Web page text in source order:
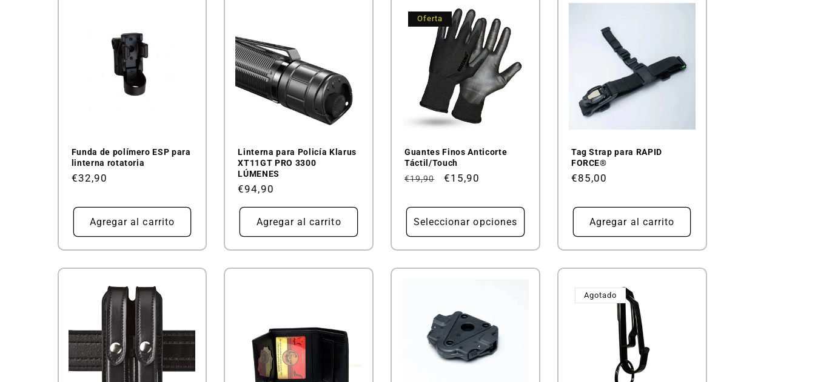
Funda de polímero ESP para
linterna rotatoria
Precio
€32,90
Agregar al carrito
Linterna para Policía Klarus
XT11GT PRO 3300
LÚMENES
Precio
€94,90
Agregar al carrito
Oferta
Guantes Finos Anticorte
Táctil/Touch
Precio
€19,90
Precio
oferta
€15,90
Seleccionar opciones
Tag Strap para RAPID
FORCE®
Precio
€85,00
Agregar al carrito
Agotado